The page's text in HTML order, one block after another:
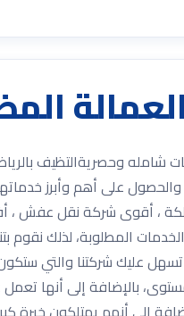
تقدم خدمات شامله
على أهم وأبرز
العالة تقدم اليكم شركة أركان المملكة ،
المطلوبة، لذلك نقوم
تسهل عليك شركتنا والتي
بالإضافة إلى أنها